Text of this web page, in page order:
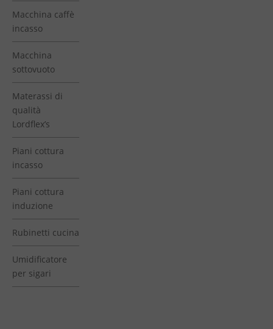
Macchina caffè
incasso
Macchina
sottovuoto
Materassi di
qualità
Lordflex’s
Piani cottura
incasso
Piani cottura
induzione
Rubinetti cucina
Umidificatore
per sigari